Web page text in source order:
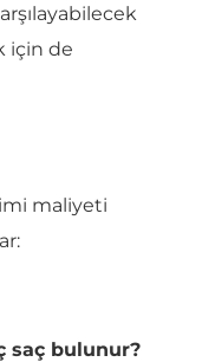
için de
maliyeti
saç bulunur?